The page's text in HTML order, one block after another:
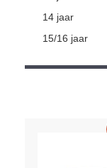
14 jaar
15/16 jaar